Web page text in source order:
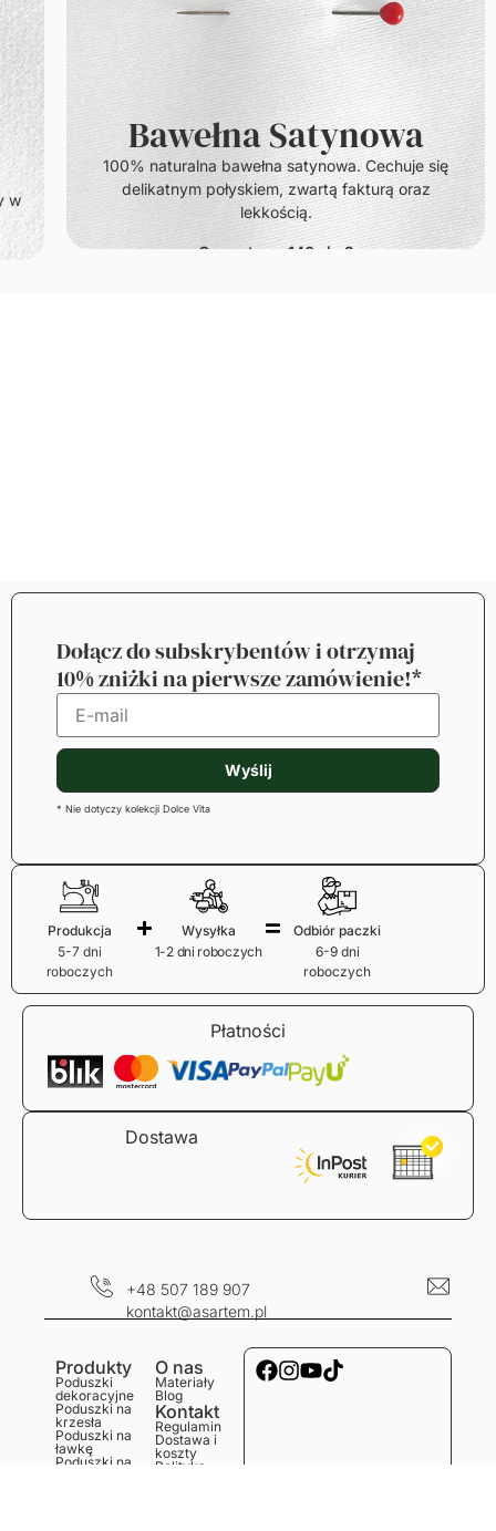
w
Bawełna Satynowa
100% naturalna bawełna satynowa. Cechuje się
delikatnym połyskiem, zwartą fakturą oraz
lekkością.
Gramatura: 140g/m2
Dołącz do subskrybentów i otrzymaj
10% zniżki na pierwsze zamówienie!*
Wyślij
* Nie dotyczy kolekcji Dolce Vita
Produkcja
5-7 dni
roboczych
Wysyłka
1-2 dni roboczych
Odbiór paczki
6-9 dni
roboczych
Płatności
Dostawa
+48 507 189 907
kontakt@asartem.pl
Produkty
Poduszki
dekoracyjne
Poduszki na
krzesła
Poduszki na
ławkę
Poduszki na
O nas
Materiały
Blog
Kontakt
Regulamin
Dostawa i
koszty
Polityka